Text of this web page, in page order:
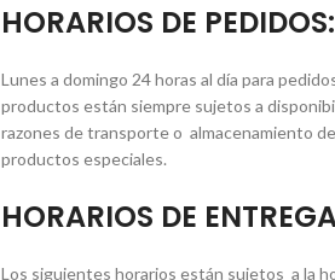
HORARIOS DE PEDIDOS:
Lunes a domingo 24 horas al día para
productos están siempre sujetos a
razones de transporte o almacenamiento
productos especiales.
HORARIOS DE
Los siguientes horarios están sujetos a la